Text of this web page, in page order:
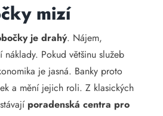
mizí
je drahý. Nájem,
náklady. Pokud většinu služeb
je jasná. Banky proto
a mění jejich roli. Z klasických
poradenská centra pro